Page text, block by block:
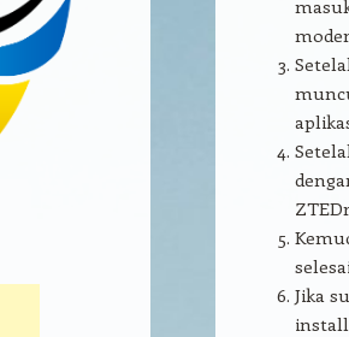
Jika